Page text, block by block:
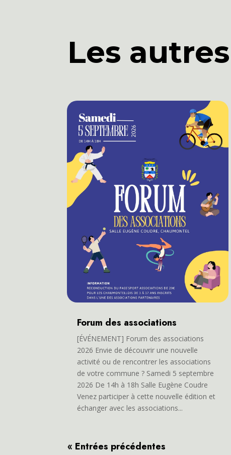
Les
Forum des associations
[ÉVÉNEMENT] Forum des associations
2026 Envie de découvrir une nouvelle
activité ou de rencontrer les associations
de votre commune ? Samedi 5 septembre
2026 De 14h à 18h Salle Eugène Coudre
Venez participer à cette nouvelle édition et
échanger avec les associations...
« Entrées précédentes